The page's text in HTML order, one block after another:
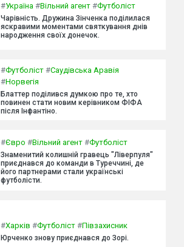
#Україна #Вільний агент #Футболіст
Чарівність. Дружина Зінченка поділилася
яскравими моментами святкування днів
народження своїх донечок.
#Футболіст #Саудівська Аравія
#Норвегія
Блаттер поділився думкою про те, хто
повинен стати новим керівником ФІФА
після Інфантіно.
#Євро #Вільний агент #Футболіст
Знаменитий колишній гравець "Ліверпуля"
приєднався до команди в Туреччині, де
його партнерами стали українські
футболісти.
#Харків #Футболіст #Півзахисник
Юрченко знову приєднався до Зорі.